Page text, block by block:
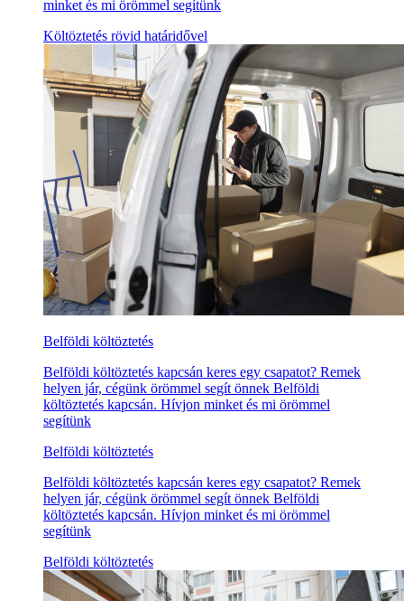
minket és mi örömmel segítünk
Költöztetés rövid határidővel
Belföldi költöztetés
Belföldi költöztetés kapcsán keres egy csapatot? Remek
helyen jár, cégünk örömmel segít önnek Belföldi
költöztetés kapcsán. Hívjon minket és mi örömmel
segítünk
Belföldi költöztetés
Belföldi költöztetés kapcsán keres egy csapatot? Remek
helyen jár, cégünk örömmel segít önnek Belföldi
költöztetés kapcsán. Hívjon minket és mi örömmel
segítünk
Belföldi költöztetés